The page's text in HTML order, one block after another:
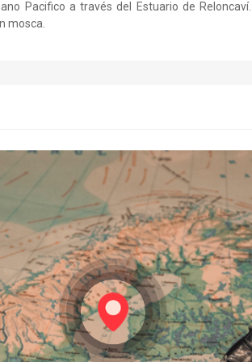
Pacifico a través del Estuario de
mosca.